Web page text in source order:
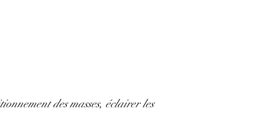
des masses, éclairer les